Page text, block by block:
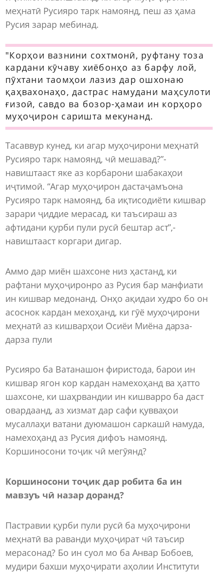
меҳнатӣ Русияро тарк намоянд, пеш аз ҳама
Русия зарар мебинад.
"Корҳои вазнини сохтмонӣ, руфтану тоза
кардани кӯчаву хиёбонҳо аз барфу лой,
пӯхтани таомҳои лазиз дар ошхонаю
қаҳвахонаҳо, дастрас намудани маҳсулоти
ғизоӣ, савдо ва бозор-ҳамаи ин корҳоро
муҳоҷирон саришта мекунанд.
Тасаввур кунед, ки агар муҳоҷирони меҳнатӣ
Русияро тарк намоянд, чӣ мешавад?”-
навиштааст яке аз корбарони шабакаҳои
иҷтимоӣ. “Агар муҳоҷирон дастаҷамъона
Русияро тарк намоянд, ба иқтисодиёти кишвар
зарари ҷиддие мерасад, ки таъсираш аз
афтидани қурби пули русӣ бештар аст”,-
навиштааст коргари дигар.
Аммо дар миён шахсоне низ ҳастанд, ки
рафтани муҳоҷиронро аз Русия бар манфиати
ин кишвар медонанд. Онҳо ақидаи худро бо он
асоснок кардан мехоҳанд, ки гӯё муҳоҷирони
меҳнатӣ аз кишварҳои Осиёи Миёна дарза-
дарза пули
Русияро ба Ватанашон фиристода, барои ин
кишвар ягон кор кардан намехоҳанд ва ҳатто
шахсоне, ки шаҳрвандии ин кишварро ба даст
овардаанд, аз хизмат дар сафи қувваҳои
мусаллаҳи ватани дуюмашон саркашӣ намуда,
намехоҳанд аз Русия дифоъ намоянд.
Коршиносони тоҷик чӣ мегӯянд?
Коршиносони тоҷик дар робита ба ин
мавзуъ чӣ назар доранд?
Пастравии қурби пули русӣ ба муҳоҷирони
меҳнатӣ ва раванди муҳоҷират чӣ таъсир
мерасонад? Бо ин суол мо ба Анвар Бобоев,
мудири бахши муҳоҷирати аҳолии Институти